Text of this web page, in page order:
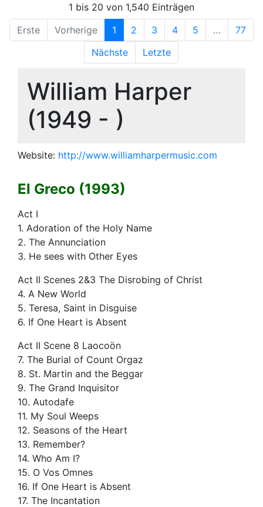
1 bis 20 von 1,540 Einträgen
Erste
Vorherige 1 2 3 4 5 …
77
Nächste
Letzte
William Harper
(1949 - )
Website: http://www.williamharpermusic.com
El Greco (1993)
Act I
1. Adoration of the Holy Name
2. The Annunciation
3. He sees with Other Eyes
Act II Scenes 2&3 The Disrobing of Christ
4. A New World
5. Teresa, Saint in Disguise
6. If One Heart is Absent
Act II Scene 8 Laocoön
7. The Burial of Count Orgaz
8. St. Martin and the Beggar
9. The Grand Inquisitor
10. Autodafe
11. My Soul Weeps
12. Seasons of the Heart
13. Remember?
14. Who Am I?
15. O Vos Omnes
16. If One Heart is Absent
17. The Incantation